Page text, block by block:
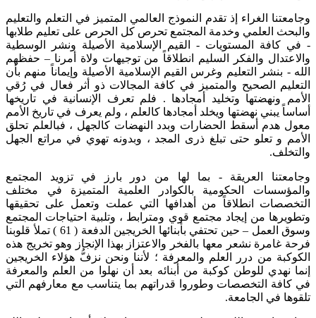
وجامعتنا الغراء إذ تقدم النموذج العالمي المتميز في التعلم والتعليم
والبحث العلمي وخدمة المجتمع تحرص كل الحرص على تعليم طلابها
- في كافة المستويات - القيم الإسلامية الأصيلة ونشر الوسطية
والاعتدال والفكر السليم انطلاقاً من توجيهات ولاة أمرنا – حفظهم
الله - بنشر التعليم وغرس القيم الإسلامية الأصيلة وإيماناً منهم بأن
التعليم الصحيح والمتميز في كافة المجالات ذو أثر فعال في رُقي
الأمم ونهضتها وتخليد أمجادها . فلم تعرف الإنسانية في تاريخها
أساساً يبني نهضتها ويخلد أمجادها كالعلم ، ولم يعرف في تاريخ الأمم
معول هدم أسقط الحضارات وبدد النهضات كالجهل ، فبالعلم تحلق
الأمم و تعلو حتى تبلغ ذرى المجد ، وبدونه تهوي في مراتع الجهل
والتخلف.
وجامعتنا العريقة - بما لها من دور بارز في تزويد المجتمع
والمؤسسات الحكومية بالكوادر العلمية المتميزة في مختلف
التخصصات انطلاقاً من أهدافها التي عملت وتعمل على تحقيقها
وتطويرها من إيجاد مجتمع قوي ومترابط ، وتلبية احتياجات المجتمع
وسوق العمل – حين تحتفي بأبنائها الخريجين الدفعة ( 61 ) تملأ قلوبنا
فرحة غامرة نشعر معها بالفخر والاعتزاز بهذا الإنجاز وهو تخريج هذه
الكوكبة من درر العلم والمعرفة ؛ لأننا ونحن نزفُّ هؤلاء الخريجين
إنما نهدي للوطن كوكبة من أبنائه بعد أن نهلوا من العلم والمعرفة
في كافة التخصصات وطوروا قدراتهم بما يتناسب مع معارفهم التي
تلقوها في الجامعة.